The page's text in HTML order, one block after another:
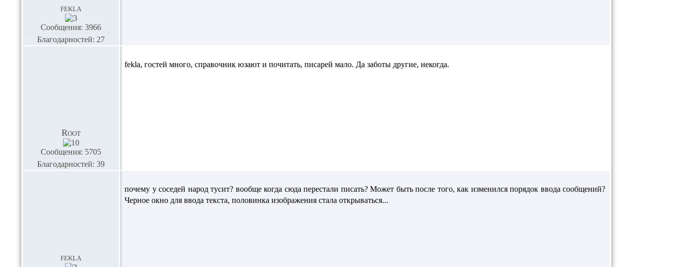
fekla
Сообщения: 3966
Благодарностей: 27
Root
Сообщения: 5705
Благодарностей: 39
fekla, гостей много, справочник юзают и почитать, писарей мало. Да заботы другие, некогда.
fekla
почему у соседей народ тусит? вообще когда сюда перестали писать? Может быть после того, как изменился порядок ввода сообщений?
Черное окно для ввода текста, половинка изображения стала открываться...